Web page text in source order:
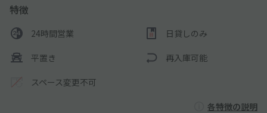
特徴
24時間営業 日貸しのみ
平置き 再入庫可能
スペース変更不可
各特徴の説明